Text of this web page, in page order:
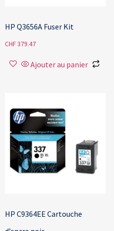
HP Q3656A Fuser Kit
CHF379.47
Ajouter au panier
HP C9364EE Cartouche